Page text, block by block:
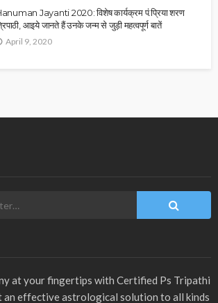
Jayanti 2020: विशेष कार्यक्रम पं.प्रिया शरण
आइये जानते हैं उनके जन्म से जुड़ी महत्वपूर्ण बातें
April 9, 2020
at your fingertips with Certified Ps Tripathi
an effective astrological solution to all kinds